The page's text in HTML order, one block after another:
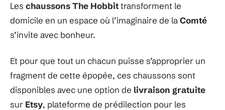
Les chaussons The Hobbittransforment le
domicile en un espace où l’imaginaire de laComté
s’invite avec bonheur.
Et pour que tout un chacun puisse s’approprier un
fragment de cette épopée, ces chaussons sont
disponibles avec une option de livraison gratuite
sur Etsy, plateforme de prédilection pour les